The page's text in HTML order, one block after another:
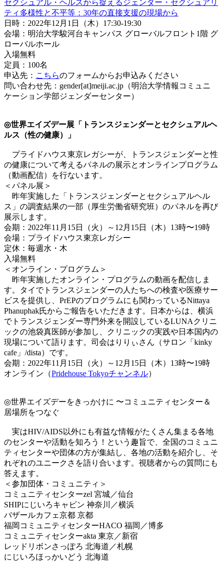
セクシュアル・ヘルスから捉えるジェンダー・セクシュアリ
ティ多様性と不平等：30年の直接支援の現場から
日時：2022年12月1日（木）17:30-19:30
会場：明治大学駿河台キャンパス グローバルフロント1階 グ
ローバルホール
入場無料
定員：100名
申込先： こちらのフォームからお申込みください
問い合わせ先：gender[at]meiji.ac.jp（明治大学情報コミュニ
ケーション学部ジェンダーセンター）
◎世界エイズデー展「トランスジェンダーとセクシュアルヘ
ルス（性の健康）」
プライドハウス東京レガシーが、トランスジェンダーと性
の健康について考えるパネルの展示とオンラインプログラム
（動画配信）を行ないます。
＜パネル展＞
昨年実施した「トランスジェンダーとセクシュアルヘル
ス」の調査結果の一部（厚生労働省研究班）のパネルを再び
展示します。
会期：2022年11月15日（火）～12月15日（木）13時〜19時
会場：プライドハウス東京レガシー
定休：毎週水・木
入場無料
＜オンライン・プログラム＞
昨年実施したオンライン・プログラムの動画を配信しま
す。タイでトランスジェンダーの人たちへの検査や医療サー
ビスを提供し、PrEPのプログラムにも関わっているNittaya
Phanuphak氏からご報告をいただきます。日本からは、横浜
でトランスジェンダー専門外来を開設しているLUNAクリニ
ックの池袋真医師が参加し、クリニックの実践や日本国内の
現場について語ります。司会はりりぃさん（サロン「kinky
cafe」/dista）です。
会期：2022年11月15日（火）～12月15日（木）13時〜19時
オンライン（Pridehouse Tokyoチャンネル）
◎世界エイズデーをきっかけに 〜コミュニティセンター＆
居場所をつなぐ
実はHIV/AIDS以外にも有益な情報がたくさん集まる各地
のセンターや活動を知ろう！という趣旨で、全国のコミュニ
ティセンターや団体の方が集結し、各地の活動を紹介し、そ
れぞれのユニークさを語り合います。視聴者からの質問にも
答えます。
＜参加団体・コミュニティ＞
コミュニティセンターzel 宮城／仙台
SHIPにじいろキャビン 神奈川／横浜
バザールカフェ京都 京都
福岡コミュニティセンターHACO 福岡／博多
コミュニティセンターakta 東京／新宿
レッドリボンさっぽろ 北海道／札幌
にじいろほっかいどう 北海道